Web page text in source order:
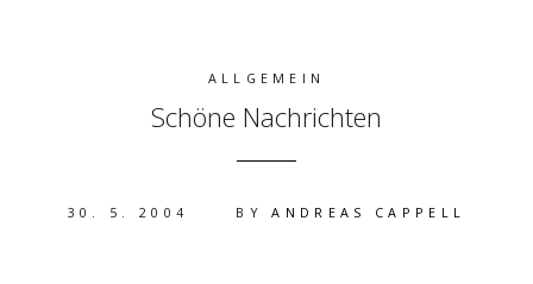
ALLGEMEIN
Schöne Nachrichten
30. 5. 2004 BYANDREAS CAPPELL